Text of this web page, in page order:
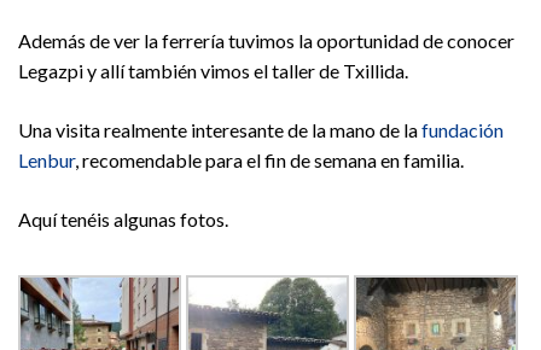
Además de ver la ferrería tuvimos la oportunidad de conocer
Legazpi y allí también vimos el taller de Txillida.
Una visita realmente interesante de la mano de lafundación
Lenbur, recomendable para el fin de semana en familia.
Aquí tenéis algunas fotos.